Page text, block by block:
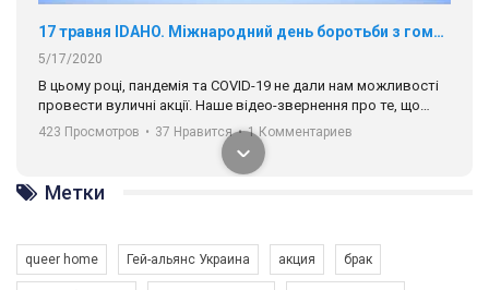
17 травня IDAHO. Міжнародний день боротьби з гомофобією трансфобією і біфобія.
5/17/2020
В цьому році, пандемія та COVІD-19 не дали нам можливості
провести вуличні акції. Наше відео-звернення про те, що
навіть коли ми у різних містах та не можемо зустрінеться, ми
разом. Ми закликаємо всіх хто поділяє цінності рівності та
солідарності, приєднатися до нас. Регіональні підрозділи
ГАУ є в 16 областях України.
Разом наш голос лунає гучніше!
423 Просмотров • 37 Нравится • 1 Комментариев
Метки
queer home Гей-альянс Украина акция брак